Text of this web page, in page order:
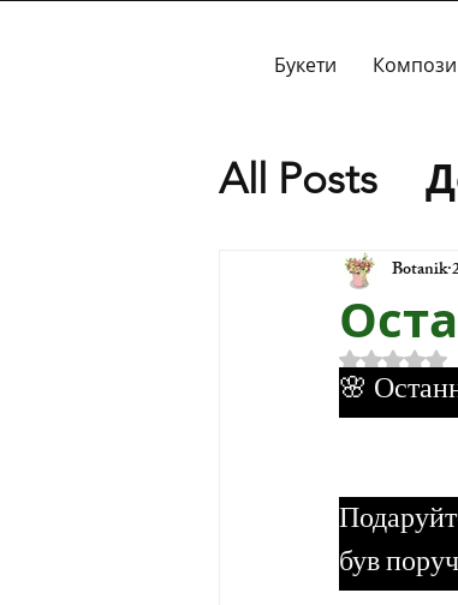
Букети
All Posts
Історія
Botanik
🌸
був